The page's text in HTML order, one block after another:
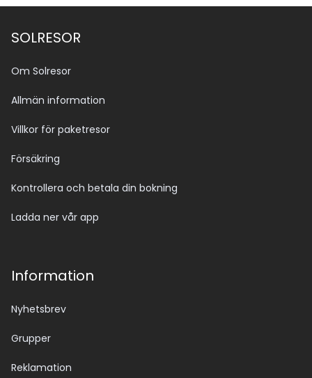
SOLRESOR
Om Solresor
Allmän information
Villkor för paketresor
Försäkring
Kontrollera och betala din bokning
Ladda ner vår app
Information
Nyhetsbrev
Grupper
Reklamation